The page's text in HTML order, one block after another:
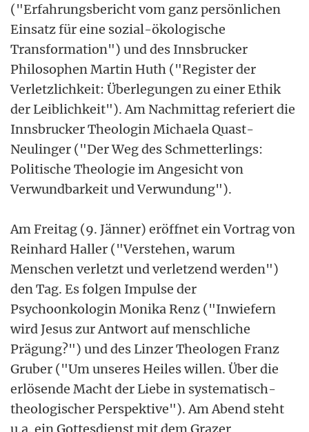
("Erfahrungsbericht vom ganz persönlichen
Einsatz für eine sozial-ökologische
Transformation") und des Innsbrucker
Philosophen Martin Huth ("Register der
Verletzlichkeit: Überlegungen zu einer Ethik
der Leiblichkeit"). Am Nachmittag referiert die
Innsbrucker Theologin Michaela Quast-
Neulinger ("Der Weg des Schmetterlings:
Politische Theologie im Angesicht von
Verwundbarkeit und Verwundung").
Am Freitag (9. Jänner) eröffnet ein Vortrag von
Reinhard Haller ("Verstehen, warum
Menschen verletzt und verletzend werden")
den Tag. Es folgen Impulse der
Psychoonkologin Monika Renz ("Inwiefern
wird Jesus zur Antwort auf menschliche
Prägung?") und des Linzer Theologen Franz
Gruber ("Um unseres Heiles willen. Über die
erlösende Macht der Liebe in systematisch-
theologischer Perspektive"). Am Abend steht
u.a. ein Gottesdienst mit dem Grazer